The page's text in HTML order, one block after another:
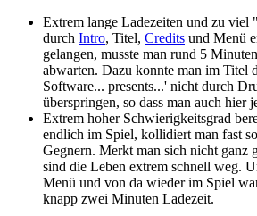
Extrem lange Ladezeiten und zu viel
durch Intro, Titel, Credits und Menü
gelangen, musste man rund 5
abwarten. Dazu konnte man im Titel
Software... presents...' nicht durch
überspringen, so dass man auch hier
Extrem hoher Schwierigkeitsgrad
endlich im Spiel, kollidiert man fast
Gegnern. Merkt man sich nicht ganz
sind die Leben extrem schnell weg.
Menü und von da wieder im Spiel
knapp zwei Minuten Ladezeit.